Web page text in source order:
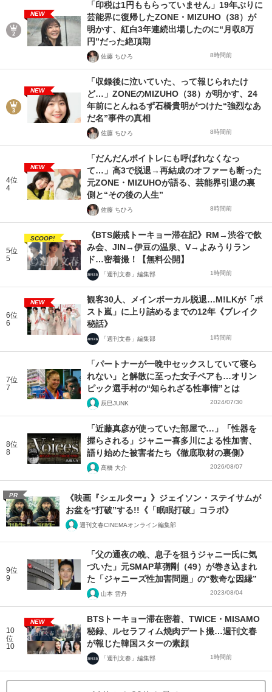
NEW
「印税は1円ももらっていません」19年ぶりに
芸能界に復帰したZONE・MIZUHO（38）が
明かす、紅白3年連続出場したのに“月収8万
円”だった絶頂期
佐藤 ちひろ 8時間前
NEW
「収録後に泣いていた、って報じられたけ
ど…」ZONEのMIZUHO（38）が明かす、24
年前にとんねるず石橋貴明がつけた“強烈なあ
だ名”事件の真相
佐藤 ちひろ 8時間前
4位
4
NEW
「だんだんボイトレにも呼ばれなくなっ
て…」高3で脱退→再結成のオファーも断った
元ZONE・MIZUHOが語る、芸能界引退の裏
側と“その後の人生”
佐藤 ちひろ 8時間前
5位
5
SCOOP!
《BTS厳戒トーキョー滞在記》RM→渋谷で飲
み会、JIN→伊豆の温泉、V→よみうりラン
ド…密着撮！【無料公開】
「週刊文春」編集部 1時間前
6位
6
NEW
観客30人、メインボーカル脱退…M!LKが「ポ
スト嵐」に上り詰めるまでの12年《ブレイク
秘話》
「週刊文春」編集部 1時間前
7位
7
「パートナーが一晩中セックスしていて寝ら
れない」と解散に至った女子ペアも…オリン
ピック選手村の“知られざる性事情”とは
辰巳JUNK 2024/07/30
8位
8
「近藤真彦が使っていた部屋で…」「性器を
握らされる」ジャニー喜多川による性加害、
語り始めた被害者たち《徹底取材の裏側》
髙橋 大介 2026/08/07
PR
《映画『シェルター』》ジェイソン・ステイサムが
お盆を“打破”する!!《「眠眠打破」コラボ》
週刊文春CINEMAオンライン編集部
9位
9
「父の通夜の晩、息子を狙うジャニー氏に気
づいた」元SMAP草彅剛（49）が巻き込まれ
た「ジャニーズ性加害問題」の“数奇な因縁”
山本 雲丹 2023/08/04
10
位
10
NEW
BTSトーキョー滞在密着、TWICE・MISAMO
秘録、ルセラフィム焼肉デート撮…週刊文春
が報じた韓国スターの素顔
「週刊文春」編集部 1時間前